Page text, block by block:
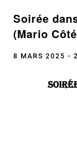
Soirée
(Mario
8 MARS 2025 -